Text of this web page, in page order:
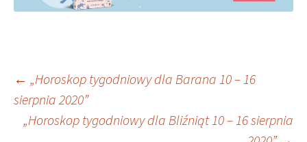
Nawigacja
wpisu
← „Horoskop tygodniowy dla Barana 10 – 16
sierpnia 2020”
„Horoskop tygodniowy dla Bliźniąt 10 – 16 sierpnia